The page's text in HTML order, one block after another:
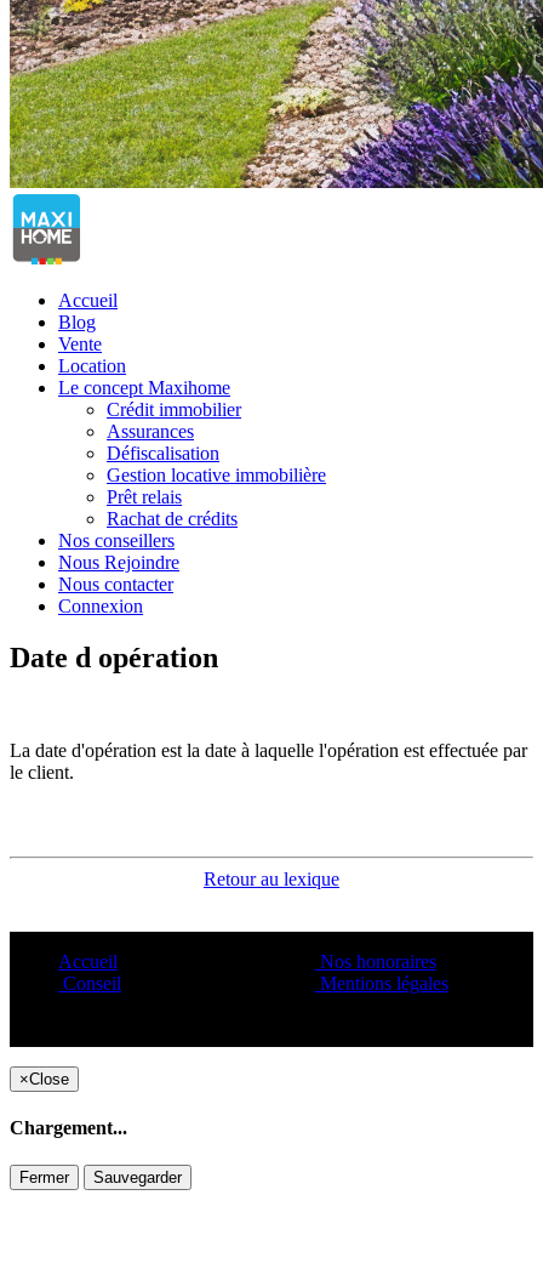
Accueil
Blog
Vente
Location
Le concept Maxihome
Crédit immobilier
Assurances
Défiscalisation
Gestion locative immobilière
Prêt relais
Rachat de crédits
Nos conseillers
Nous Rejoindre
Nous contacter
Connexion
Date d opération
La date d'opération est la date à laquelle l'opération est effectuée par
le client.
Retour au lexique
Accueil
Conseil
Nos honoraires
Mentions légales
×Close
Chargement...
Fermer Sauvegarder